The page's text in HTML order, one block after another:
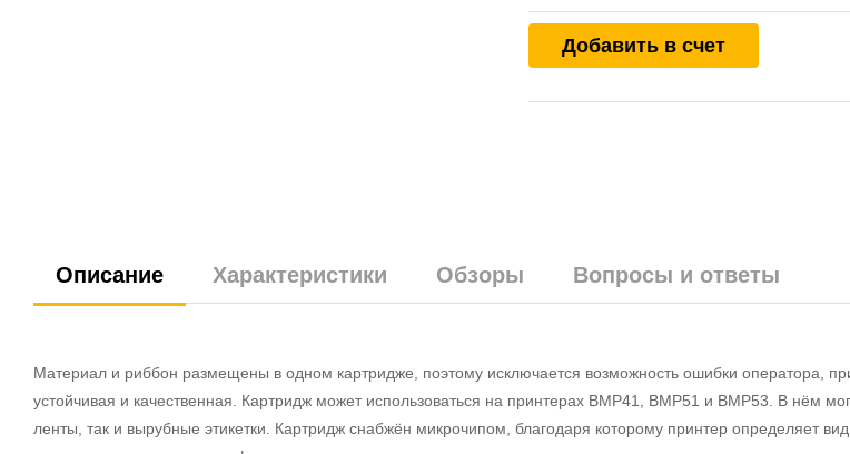
Добавить в счет
Описание Характеристики Обзоры Вопросы и ответы
Материал и риббон размещены в одном картридже, поэтому исключается возможность ошибки оператора,
устойчивая и качественная. Картридж может использоваться на принтерах BMP41, BMP51 и BMP53. В нём
ленты, так и вырубные этикетки. Картридж снабжён микрочипом, благодаря которому принтер определяет